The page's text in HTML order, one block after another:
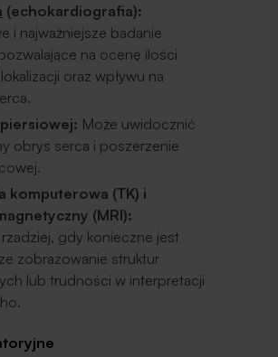
(echokardiografia):
i najważniejsze badanie
na ocenę ilości
oraz wpływu na
Może uwidocznić
obrys serca i poszerzenie
komputerowa (TK) i
(MRI):
gdy konieczne jest
zobrazowanie struktur
lub trudności w interpretacji